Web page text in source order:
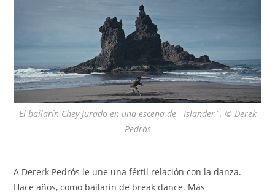
El bailarín Chey Jurado en una escena de `Islander´. © Derek
Pedrós
A Dererk Pedrós le une una fértil relación con la danza.
Hace años, como bailarín de break dance. Más